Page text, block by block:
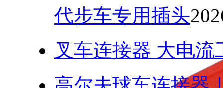
代步车专用插头
叉车连接器 大电流